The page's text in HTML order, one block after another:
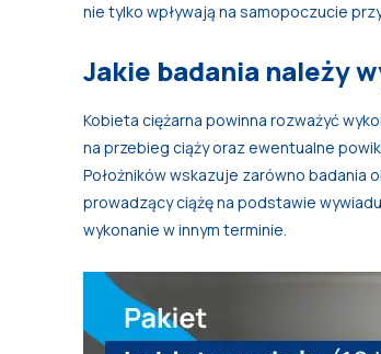
nie tylko wpływają na samopoczucie
Jakie badania należy
Kobieta ciężarna powinna rozważyć
na przebieg ciąży oraz ewentualne
Położników wskazuje zarówno badania
prowadzący ciążę na podstawie
wykonanie w innym terminie.